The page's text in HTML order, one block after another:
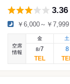
3.36
￥6,000～￥7,999
空席
情報
金
8/7
土
8